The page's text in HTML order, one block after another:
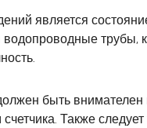
является
трубы,
быть
Также